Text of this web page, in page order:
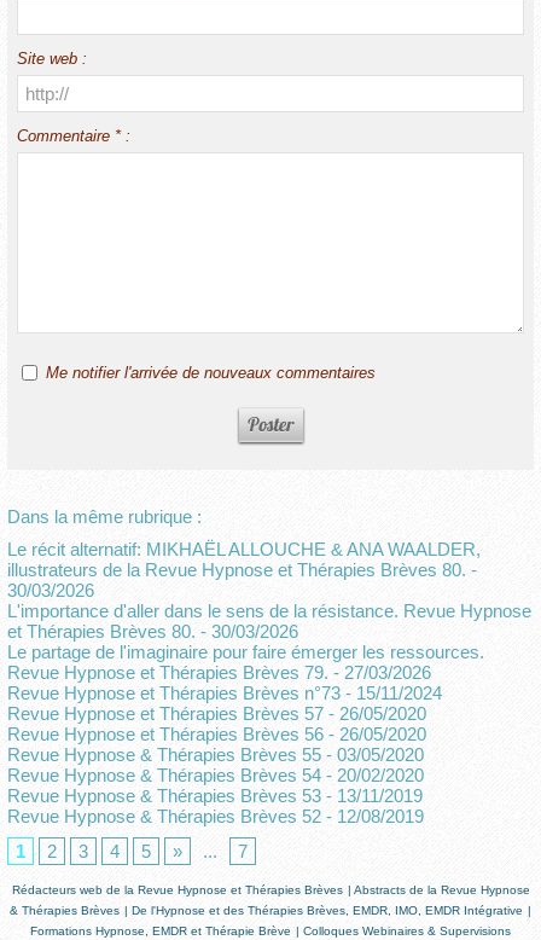
Site web :
Commentaire * :
Me notifier l'arrivée de nouveaux commentaires
Dans la même rubrique :
Le récit alternatif: MIKHAËL ALLOUCHE & ANA WAALDER,
illustrateurs de la Revue Hypnose et Thérapies Brèves 80. -
30/03/2026
L'importance d'aller dans le sens de la résistance. Revue Hypnose
et Thérapies Brèves 80. - 30/03/2026
Le partage de l'imaginaire pour faire émerger les ressources.
Revue Hypnose et Thérapies Brèves 79. - 27/03/2026
Revue Hypnose et Thérapies Brèves n°73 - 15/11/2024
Revue Hypnose et Thérapies Brèves 57 - 26/05/2020
Revue Hypnose et Thérapies Brèves 56 - 26/05/2020
Revue Hypnose & Thérapies Brèves 55 - 03/05/2020
Revue Hypnose & Thérapies Brèves 54 - 20/02/2020
Revue Hypnose & Thérapies Brèves 53 - 13/11/2019
Revue Hypnose & Thérapies Brèves 52 - 12/08/2019
1
2 3 4 5 » ... 7
Rédacteurs web de la Revue Hypnose et Thérapies Brèves | Abstracts de la Revue Hypnose
& Thérapies Brèves | De l'Hypnose et des Thérapies Brèves, EMDR, IMO, EMDR Intégrative |
Formations Hypnose, EMDR et Thérapie Brève | Colloques Webinaires & Supervisions